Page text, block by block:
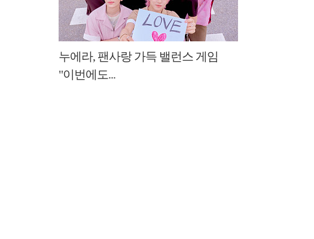
누에라, 팬사랑 가득 밸런스 게임
"이번에도...